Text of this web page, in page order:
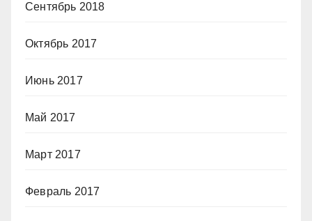
Сентябрь 2018
Октябрь 2017
Июнь 2017
Май 2017
Март 2017
Февраль 2017